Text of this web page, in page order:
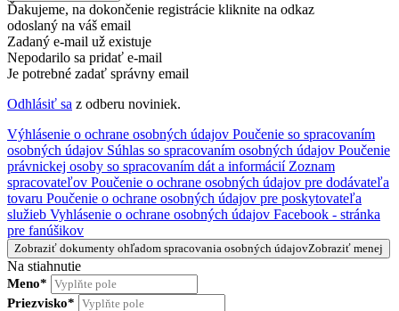
Ďakujeme, na dokončenie registrácie kliknite na odkaz
odoslaný na váš email
Zadaný e-mail už existuje
Nepodarilo sa pridať e-mail
Je potrebné zadať správny email
Odhlásiť sa z odberu noviniek.
Výhlásenie o ochrane osobných údajov Poučenie so spracovaním
osobných údajov Súhlas so spracovaním osobných údajov Poučenie
právnickej osoby so spracovaním dát a informácií Zoznam
spracovateľov Poučenie o ochrane osobných údajov pre dodávateľa
tovaru Poučenie o ochrane osobných údajov pre poskytovateľa
služieb Vyhlásenie o ochrane osobných údajov Facebook - stránka
pre fanúšikov
Zobraziť dokumenty ohľadom spracovania osobných údajovZobraziť menej
Na stiahnutie
Meno*
Priezvisko*